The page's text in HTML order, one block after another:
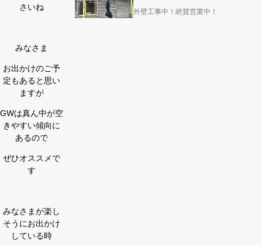
さいね
みなさま
お出かけのご予
定もあると思い
ますが
GWは真ん中が空
きやすい傾向に
あるので
ぜひオススメで
す
みなさまが楽し
そうにお出かけ
している時
外壁工事中！絶賛営業中！